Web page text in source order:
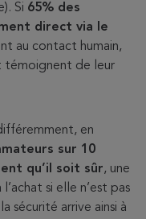
Si 65% des
direct via le
au contact humain,
témoignent de leur
en
sur 10
qu’il soit sûr, une
si elle n’est pas
sécurité arrive ainsi à